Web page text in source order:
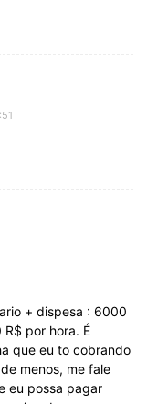
+ dispesa : 6000
R$ por hora. É
que eu to cobrando
menos, me fale
eu possa pagar